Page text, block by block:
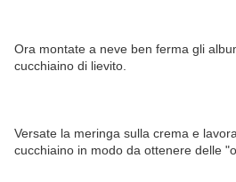
Ora montate a neve ben ferma gli
cucchiaino di lievito.
Versate la meringa sulla crema e
cucchiaino in modo da ottenere delle